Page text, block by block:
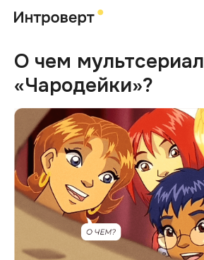
О чем мультсериал
«Чародейки»?